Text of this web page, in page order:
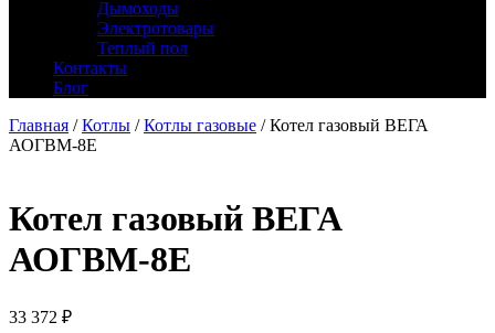
Дымоходы
Электротовары
Теплый пол
Контакты
Блог
Главная /Котлы /Котлы газовые / Котел газовый ВЕГА
АОГВМ-8Е
Котел газовый ВЕГА
АОГВМ-8Е
33 372 ₽